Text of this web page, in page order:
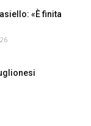
«È finita